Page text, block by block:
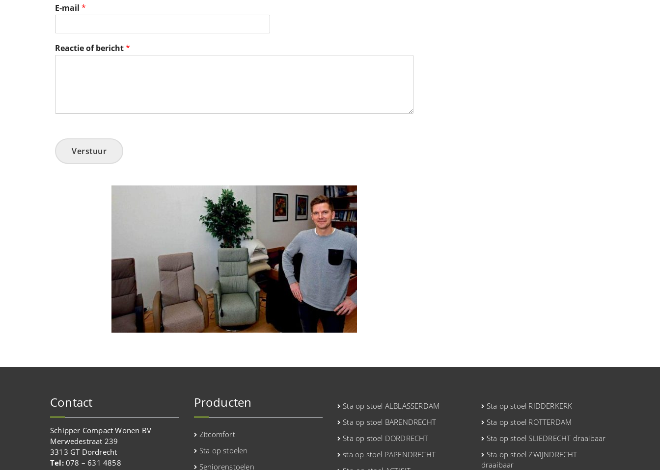
E-mail *
Reactie of bericht*
Verstuur
Contact
Schipper Compact Wonen BV
Merwedestraat 239
3313 GT Dordrecht
Tel:078 – 631 4858
Producten
Zitcomfort
Sta op stoelen
Seniorenstoelen
Sta op stoel ALBLASSERDAM
Sta op stoel BARENDRECHT
Sta op stoel DORDRECHT
sta op stoel PAPENDRECHT
Sta op stoel RIDDERKERK
Sta op stoel ROTTERDAM
Sta op stoel SLIEDRECHT draaibaar
Sta op stoel ZWIJNDRECHT
draaibaar